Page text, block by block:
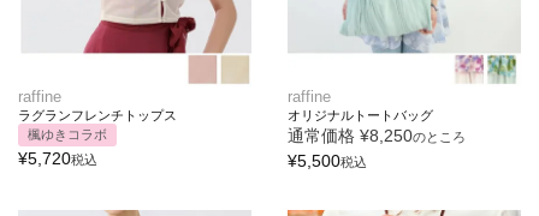
raffine
ラグランフレンチトップス
楓ゆきコラボ
¥5,720税込
raffine
オリジナルトートバッグ
通常価格 ¥8,250のところ
¥5,500税込